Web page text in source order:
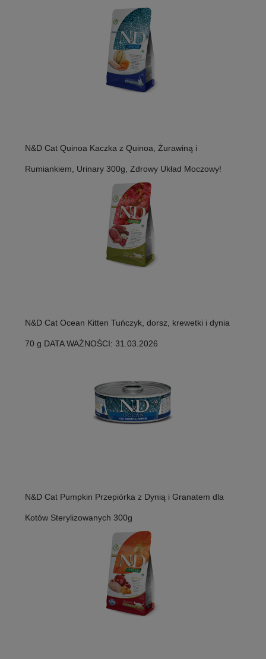
N&D Cat Quinoa Kaczka z Quinoa, Żurawiną i
Rumiankiem, Urinary 300g, Zdrowy Układ Moczowy!
N&D Cat Ocean Kitten Tuńczyk, dorsz, krewetki i dynia
70 g DATA WAŻNOŚCI: 31.03.2026
N&D Cat Pumpkin Przepiórka z Dynią i Granatem dla
Kotów Sterylizowanych 300g